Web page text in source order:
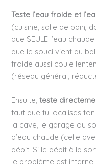
Teste l’eau froide et
(cuisine, salle de bain,
que SEULE l’eau
que le souci vient du
froide aussi coule
(réseau général,
Ensuite,teste
faut que tu localises
la cave, le garage ou
d’eau chaude (celle
débit. Si le débit à la
le problème est interne